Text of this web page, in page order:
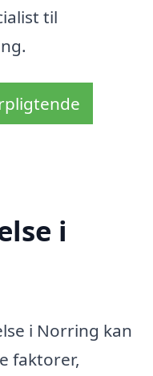
til
i
i Norring kan
faktorer,